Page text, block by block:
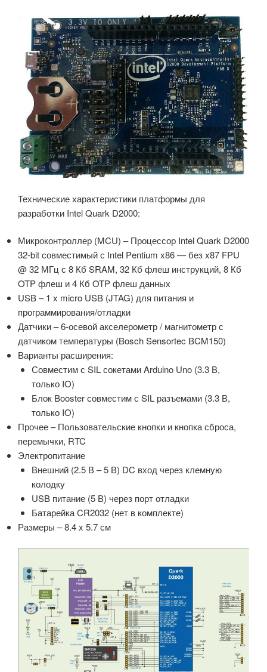
Технические характеристики платформы для
разработки Intel Quark D2000:
Микроконтроллер (MCU) – Процессор Intel Quark D2000
32-bit совместимый с Intel Pentium x86 — без x87 FPU
@ 32 МГц с 8 Кб SRAM, 32 Кб флеш инструкций, 8 Кб
OTP флеш и 4 Кб OTP флеш данных
USB – 1 x micro USB (JTAG) для питания и
программирования/отладки
Датчики – 6-осевой акселерометр / магнитометр с
датчиком температуры (Bosch Sensortec BCM150)
Варианты расширения:
Совместим с SIL сокетами Arduino Uno (3.3 В,
только IO)
Блок Booster совместим с SIL разъемами (3.3 В,
только IO)
Прочее – Пользовательские кнопки и кнопка сброса,
перемычки, RTC
Электропитание
Внешний (2.5 В – 5 В) DC вход через клемную
колодку
USB питание (5 В) через порт отладки
Батарейка CR2032 (нет в комплекте)
Размеры – 8.4 x 5.7 см